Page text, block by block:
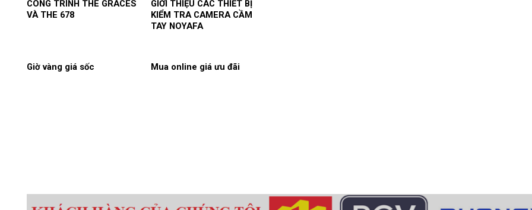
CÔNG TRÌNH THE GRACES
VÀ THE 678
GIỚI THIỆU CÁC THIẾT BỊ
KIỂM TRA CAMERA CẦM
TAY NOYAFA
Giờ vàng giá sốc Mua online giá ưu đãi